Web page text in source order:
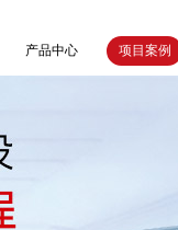
产品中心 项目案例